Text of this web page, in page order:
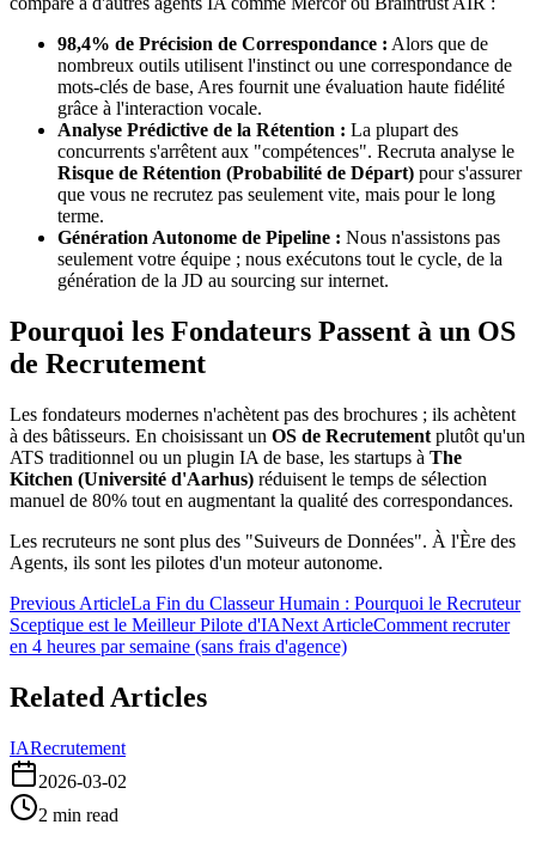
98,4% de Précision de Correspondance : Alors que de
nombreux outils utilisent l'instinct ou une correspondance de
mots-clés de base, Ares fournit une évaluation haute fidélité
grâce à l'interaction vocale.
Analyse Prédictive de la Rétention : La plupart des
concurrents s'arrêtent aux "compétences". Recruta analyse le
Risque de Rétention (Probabilité de Départ) pour s'assurer
que vous ne recrutez pas seulement vite, mais pour le long
terme.
Génération Autonome de Pipeline : Nous n'assistons pas
seulement votre équipe ; nous exécutons tout le cycle, de la
génération de la JD au sourcing sur internet.
Pourquoi les Fondateurs Passent à un OS
de Recrutement
Les fondateurs modernes n'achètent pas des brochures ; ils achètent
à des bâtisseurs. En choisissant un OS de Recrutement plutôt qu'un
ATS traditionnel ou un plugin IA de base, les startups à The
Kitchen (Université d'Aarhus) réduisent le temps de sélection
manuel de 80% tout en augmentant la qualité des correspondances.
Les recruteurs ne sont plus des "Suiveurs de Données". À l'Ère des
Agents, ils sont les pilotes d'un moteur autonome.
Previous ArticleLa Fin du Classeur Humain : Pourquoi le Recruteur
Sceptique est le Meilleur Pilote d'IANext ArticleComment recruter
en 4 heures par semaine (sans frais d'agence)
Related Articles
IARecrutement
2026-03-02
2 min read